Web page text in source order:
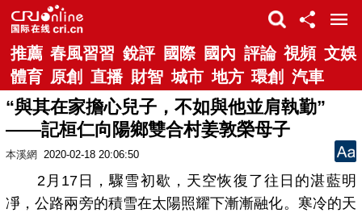
推薦 春風習習 銳評 國際 國內 評論 視頻 文娛
體育 原創 直播 財智 城市 地方 環創 汽車
“與其在家擔心兒子，不如與他並肩執勤”
——記桓仁向陽鄉雙合村姜敦榮母子
本溪網 2020-02-18 20:06:50
2月17日，驟雪初歇，天空恢復了往日的湛藍明
凈，公路兩旁的積雪在太陽照耀下漸漸融化。寒冷的天